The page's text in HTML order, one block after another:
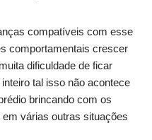
compatíveis com esse
comportamentais crescer
dificuldade de ficar
tal isso não acontece
brincando com os
várias outras situações